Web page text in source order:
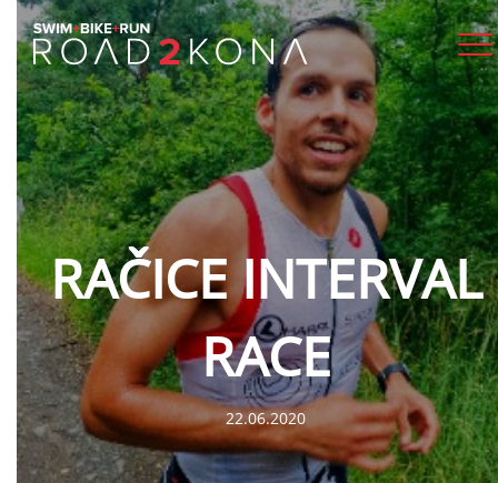
RAČICE INTERVAL
RACE
22.06.2020